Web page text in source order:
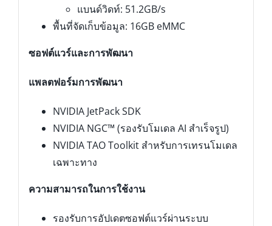
แบนด์วิดท์: 51.2GB/s
พื้นที่จัดเก็บข้อมูล: 16GB eMMC
ซอฟต์แวร์และการพัฒนา
แพลตฟอร์มการพัฒนา
NVIDIA JetPack SDK
NVIDIA NGC™ (รองรับโมเดล AI สำเร็จรูป)
NVIDIA TAO Toolkit สำหรับการเทรนโมเดล
เฉพาะทาง
ความสามารถในการใช้งาน
รองรับการอัปเดตซอฟต์แวร์ผ่านระบบ